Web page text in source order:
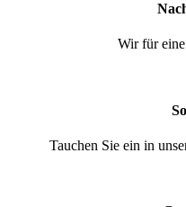
Wir für
Tauchen Sie ein in